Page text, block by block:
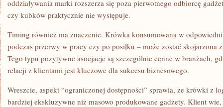
oddziaływania marki rozszerza się poza pierwotnego odbiorcę
czy kubków praktycznie nie występuje.
Timing również ma znaczenie. Krówka konsumowana w
podczas przerwy w pracy czy po posiłku – może zostać skojarzona
Tego typu pozytywne asocjacje są szczególnie cenne w branżach,
relacji z klientami jest kluczowe dla sukcesu biznesowego.
Wreszcie, aspekt “ograniczonej dostępności” sprawia, że krówki z
bardziej ekskluzywne niż masowo produkowane gadżety. Klient wie,